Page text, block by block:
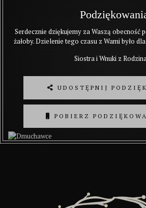
Serdecznie dziękujemy za Waszą obecność
żałoby. Dzielenie tego czasu z Wami było
Siostra i Wnuki z
UDOSTĘPNIJ
POBIERZ